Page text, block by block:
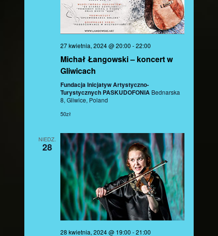
27 kwietnia, 2024 @ 20:00 -22:00
Michał Łangowski – koncert w
Gliwicach
Fundacja Inicjatyw Artystyczno-
Turystycznych PASKUDOFONIA Bednarska
8, Gliwice, Poland
50zł
NIEDZ.
28
28 kwietnia, 2024 @ 19:00 -21:00